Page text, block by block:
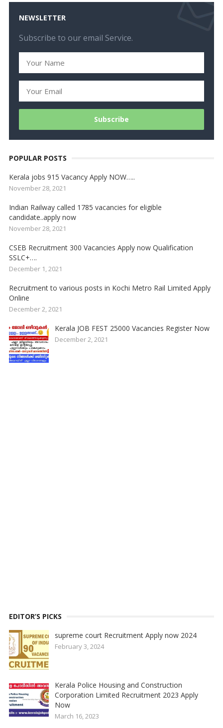
NEWSLETTER
Subscribe to our email Service.
POPULAR POSTS
Kerala jobs 915 Vacancy Apply NOW…..
November 28, 2021
Indian Railway called 1785 vacancies for eligible
candidate..apply now
November 28, 2021
CSEB Recruitment 300 Vacancies Apply now Qualification
SSLC+….
December 1, 2021
Recruitment to various posts in Kochi Metro Rail Limited Apply
Online
December 2, 2021
Kerala JOB FEST 25000 Vacancies Register Now
December 2, 2021
EDITOR’S PICKS
supreme court Recruitment Apply now 2024
February 3, 2024
Kerala Police Housing and Construction
Corporation Limited Recruitment 2023 Apply
Now
March 16, 2023